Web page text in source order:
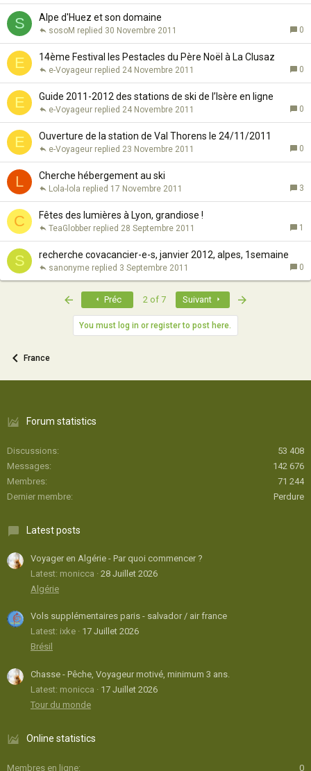
S Alpe d'Huez et son domaine
0
30 Novembre 2011
sosoM
E 14ème Festival les Pestacles du Père Noël à La Clusaz
0
24 Novembre 2011
e-Voyageur
E Guide 2011-2012 des stations de ski de l’Isère en ligne
0
24 Novembre 2011
e-Voyageur
E Ouverture de la station de Val Thorens le 24/11/2011
0
23 Novembre 2011
e-Voyageur
L Cherche hébergement au ski
3
17 Novembre 2011
Lola-lola
C Fêtes des lumières à Lyon, grandiose !
1
28 Septembre 2011
TeaGlobber
S recherche covacancier-e-s, janvier 2012, alpes, 1semaine
0
3 Septembre 2011
sanonyme
Préc 2 of 7 Suivant
You must log in or register to post here.
France
Forum statistics
Discussions
53 408
Messages
142 676
Membres
71 244
Dernier membre
Perdure
Latest posts
Voyager en Algérie - Par quoi commencer ?
Latest: monicca
28 Juillet 2026
Algérie
Vols supplémentaires paris - salvador / air france
Latest: ixke
17 Juillet 2026
Brésil
Chasse - Pêche, Voyageur motivé, minimum 3 ans.
Latest: monicca
17 Juillet 2026
Tour du monde
Online statistics
Membres en ligne 0